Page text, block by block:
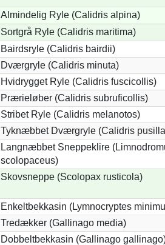
Almindelig Ryle (Calidris alpina)
Sortgrå Ryle (Calidris maritima)
Bairdsryle (Calidris bairdii)
Dværgryle (Calidris minuta)
Hvidrygget Ryle (Calidris fuscicollis)
Prærieløber (Calidris subruficollis)
Stribet Ryle (Calidris melanotos)
Tyknæbbet Dværgryle (Calidris
Langnæbbet Sneppeklire
scolopaceus)
Skovsneppe (Scolopax rusticola)
Enkeltbekkasin (Lymnocryptes
Tredækker (Gallinago media)
Dobbeltbekkasin (Gallinago